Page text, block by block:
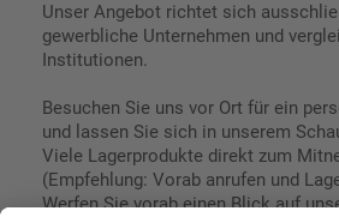
Unser Angebot richtet sich
gewerbliche Unternehmen und
Institutionen.
Besuchen Sie uns vor Ort für ein
und lassen Sie sich in unserem
Viele Lagerprodukte direkt zum
(Empfehlung: Vorab anrufen und
Werfen Sie vorab einen Blick auf